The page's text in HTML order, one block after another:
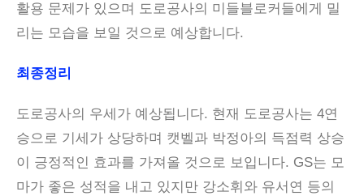
활용 문제가 있으며 도로공사의 미들블로커들에게 밀
리는 모습을 보일 것으로 예상합니다.
최종정리
도로공사의 우세가 예상됩니다. 현재 도로공사는 4연
승으로 기세가 상당하며 캣벨과 박정아의 득점력 상승
이 긍정적인 효과를 가져올 것으로 보입니다. GS는 모
마가 좋은 성적을 내고 있지만 강소휘와 유서연 등의